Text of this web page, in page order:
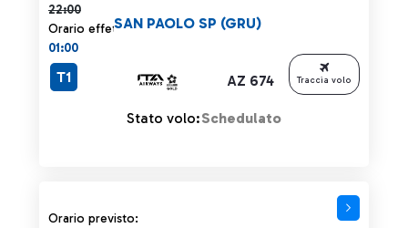
22:00
Orario effettivo:
01:00
AZ 674
SAN PAOLO SP (GRU)
T1
Stato volo:Schedulato
Traccia volo
Orario previsto:
Orario previsto 22:00 barrato